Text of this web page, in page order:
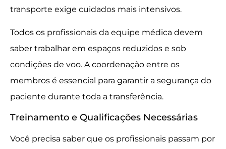
transporte exige cuidados mais intensivos.
Todos os profissionais da equipe médica devem
saber trabalhar em espaços reduzidos e sob
condições de voo. A coordenação entre os
membros é essencial para garantir a segurança do
paciente durante toda a transferência.
Treinamento e Qualificações Necessárias
Você precisa saber que os profissionais passam por